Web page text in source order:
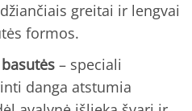
greitai ir lengvai
formos.
– speciali
danga atstumia